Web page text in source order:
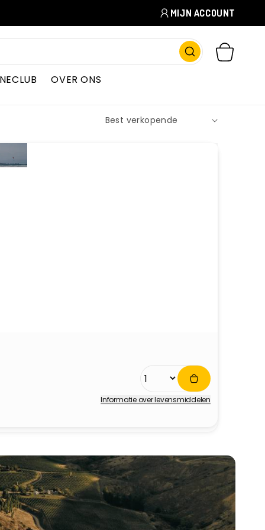
MIJN ACCOUNT
OVER ONS
WINKELWAGEN
Informatie over levensmiddelen